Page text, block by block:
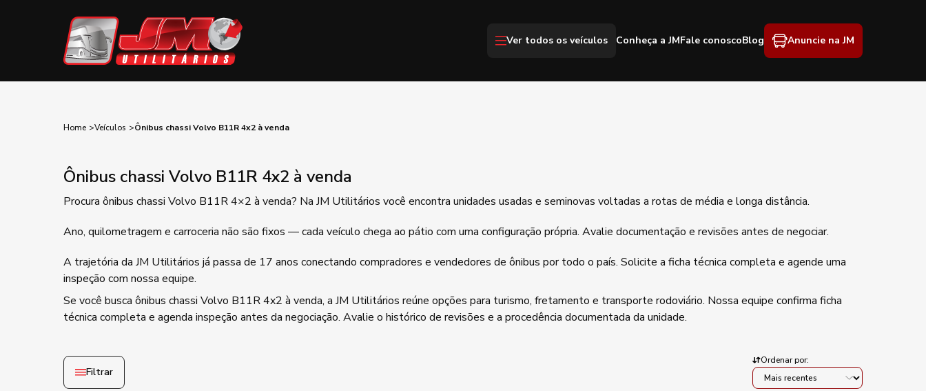
Ver todos os veículos Conheça a JMFale conoscoBlog Anuncie na JM
Home Veículos Ônibus chassi Volvo B11R 4x2 à venda
Ônibus chassi Volvo B11R 4x2 à venda
Procura ônibus chassi Volvo B11R 4×2 à venda? Na JM Utilitários você encontra unidades usadas e seminovas voltadas a rotas de média e longa distância.
Ano, quilometragem e carroceria não são fixos — cada veículo chega ao pátio com uma configuração própria. Avalie documentação e revisões antes de negociar.
A trajetória da JM Utilitários já passa de 17 anos conectando compradores e vendedores de ônibus por todo o país. Solicite a ficha técnica completa e agende uma
inspeção com nossa equipe.
Se você busca ônibus chassi Volvo B11R 4x2 à venda, a JM Utilitários reúne opções para turismo, fretamento e transporte rodoviário. Nossa equipe confirma ficha
técnica completa e agenda inspeção antes da negociação. Avalie o histórico de revisões e a procedência documentada da unidade.
Filtrar
Ordenar por: